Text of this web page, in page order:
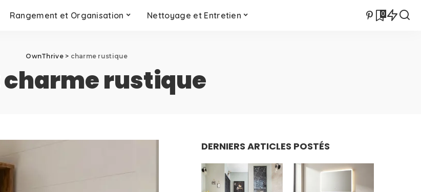
Rangement et Organisation Nettoyage et Entretien 0
OwnThrive> charme rustique
charme rustique
DERNIERS ARTICLES POSTÉS